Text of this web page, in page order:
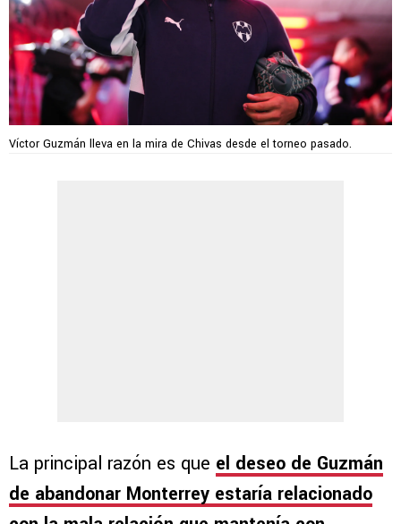
Víctor Guzmán lleva en la mira de Chivas desde el torneo pasado.
La principal razón es que el deseo de Guzmán
de abandonar Monterrey estaría relacionado